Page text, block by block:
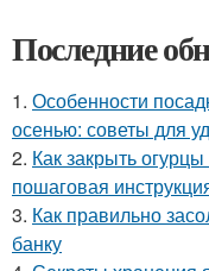
Последние
1. Особенности
осенью: советы для
2. Как закрыть
пошаговая
3. Как правильно
банку